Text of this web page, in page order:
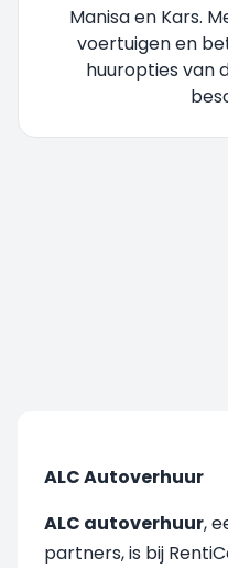
Manisa en Kars.
voertuigen en
huuropties van
ALC Autoverhuur
ALC autoverhuur,
partners, is bij